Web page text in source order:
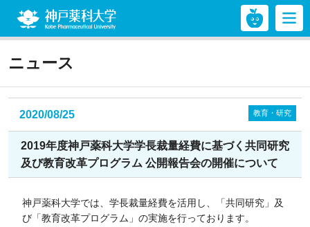
ニュース
2020/08/25 教育・研究
2019年度神戸薬科大学学長裁量経費に基づく共同研究
及び教育改革プログラム 公開報告会の開催について
神戸薬科大学では、学長裁量経費を活用し、「共同研究」及
び「教育改革プログラム」の実施を行っております。
神戸薬科大学